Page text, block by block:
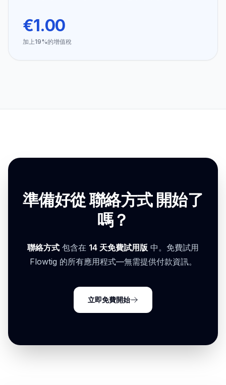
€1.00
加上19%的增值稅
準備好從 聯絡方式 開始了
嗎？
聯絡方式 包含在 14 天免費試用版 中。免費試用
Flowtig 的所有應用程式—無需提供付款資訊。
立即免費開始